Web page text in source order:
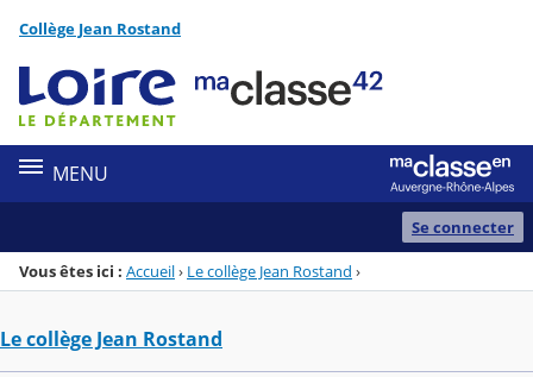
Menu de la rubrique
Contenu
Collège Jean Rostand
MENU
Se connecter
Vous êtes ici : Accueil› Le collège Jean Rostand ›
Le collège Jean Rostand